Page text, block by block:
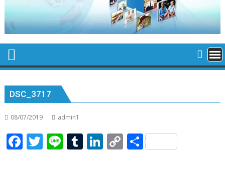
DSC_3717
08/07/2019 admin1
F T Li T Li C S